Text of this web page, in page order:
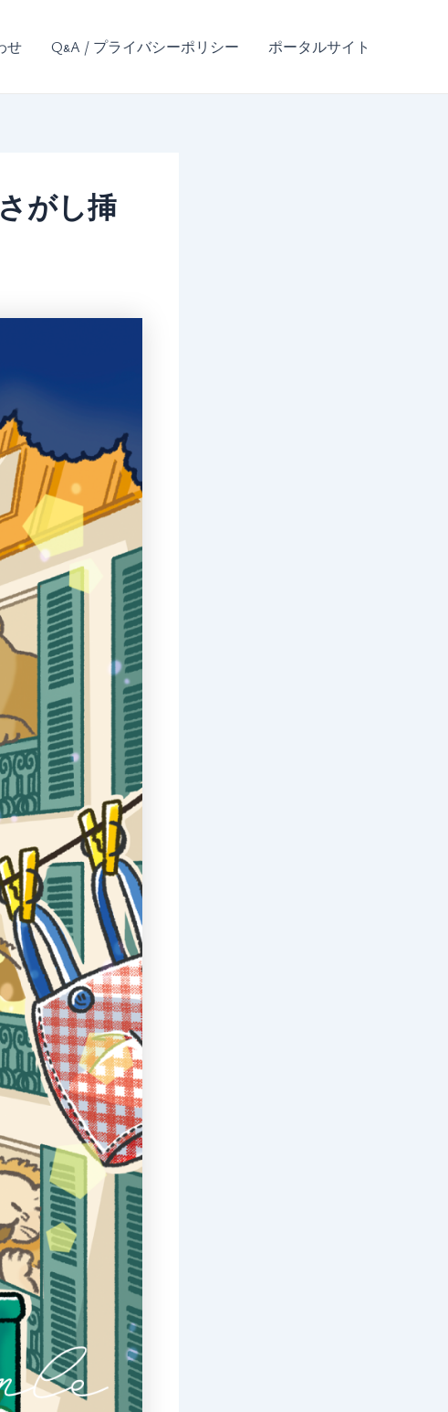
せ Q&A / プライバシーポリシー ポータルサイト
がし挿